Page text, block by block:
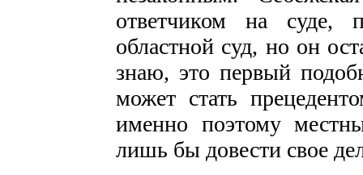
ответчиком на суде,
областной суд, но он
знаю, это первый
может стать
именно поэтому
лишь бы довести свое